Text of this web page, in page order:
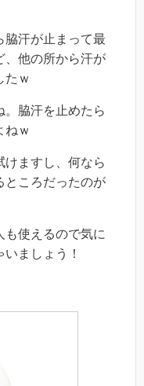
汗が止まって最
、他の所から汗が
たｗ
脇汗を止めたら
ねｗ
ますし、何なら
ところだったのが
使えるので気に
ましょう！